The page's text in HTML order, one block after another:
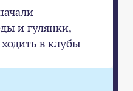
и гулянки,
в клубы